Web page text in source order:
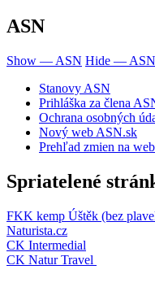
ASN
Show — ASN Hide — ASN
Stanovy ASN
Prihláška za člena
Ochrana osobných
Nový web ASN.sk
Prehľad zmien na
Spriatelené
FKK kemp Úštěk (bez
Naturista.cz
CK Intermedial
CK Natur Travel